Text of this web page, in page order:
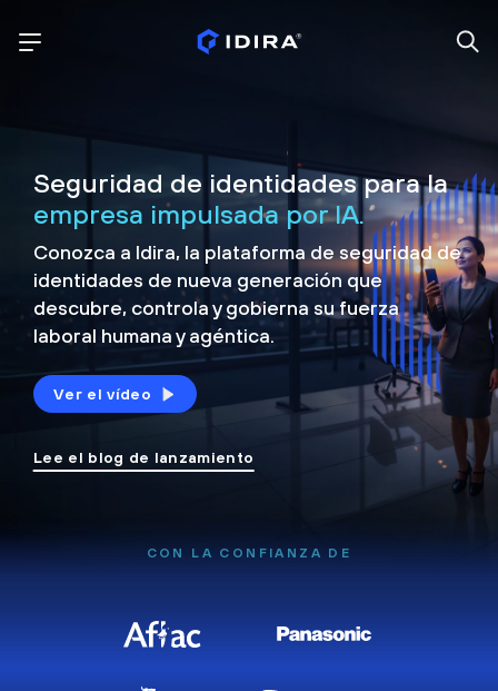
Seguridad de identidades para la
empresa impulsada por IA.
Conozca a Idira, la plataforma de seguridad de
identidades de nueva generación que
descubre, controla ygobierna su fuerza
laboral humana y agéntica.
Ver el vídeo
Lee el blog de lanzamiento
CON LA CONFIANZA DE